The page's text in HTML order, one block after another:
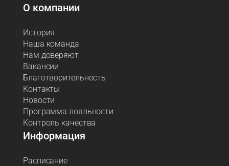
О компании
История
Наша команда
Нам доверяют
Вакансии
Благотворительность
Контакты
Новости
Программа лояльности
Контроль качества
Информация
Расписание